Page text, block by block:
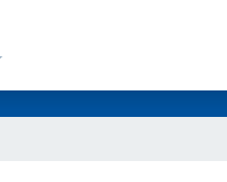
pagina
5 stelle su 5
stelle su 5
su 5
5